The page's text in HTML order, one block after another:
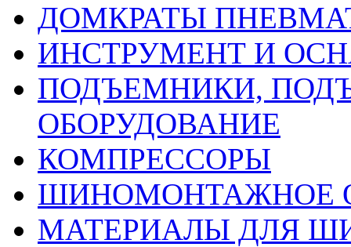
ДОМКРАТЫ
ИНСТРУМЕНТ И
ПОДЪЕМНИКИ,
ОБОРУДОВАНИЕ
КОМПРЕССОРЫ
ШИНОМОНТАЖНОЕ
МАТЕРИАЛЫ ДЛЯ